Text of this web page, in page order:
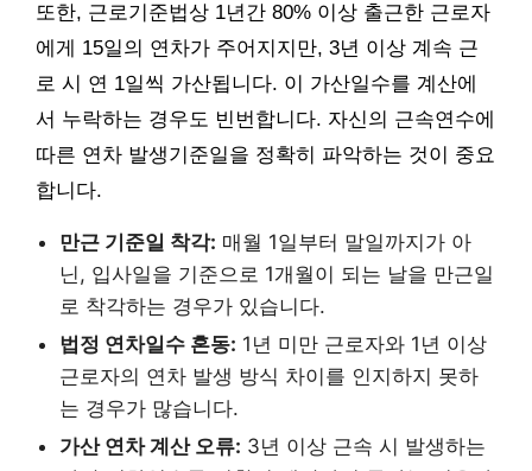
또한, 근로기준법상 1년간 80% 이상 출근한 근로자
에게 15일의 연차가 주어지지만, 3년 이상 계속 근
로 시 연 1일씩 가산됩니다. 이 가산일수를 계산에
서 누락하는 경우도 빈번합니다. 자신의 근속연수에
따른 연차 발생기준일을 정확히 파악하는 것이 중요
합니다.
만근 기준일 착각: 매월 1일부터 말일까지가 아
닌, 입사일을 기준으로 1개월이 되는 날을 만근일
로 착각하는 경우가 있습니다.
법정 연차일수 혼동: 1년 미만 근로자와 1년 이상
근로자의 연차 발생 방식 차이를 인지하지 못하
는 경우가 많습니다.
가산 연차 계산 오류: 3년 이상 근속 시 발생하는